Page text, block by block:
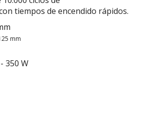
tiempos de encendido rápidos.
mm
350 W